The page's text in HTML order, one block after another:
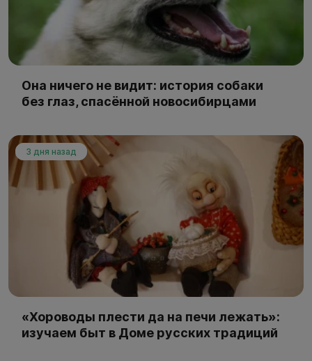
Она ничего не видит: история собаки
без глаз, спасённой новосибирцами
3 дня назад
«Хороводы плести да на печи лежать»:
изучаем быт в Доме русских традиций